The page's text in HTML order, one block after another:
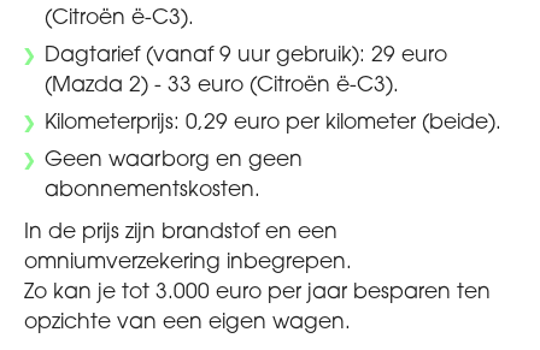
(Citroën ë-C3).
Dagtarief (vanaf 9 uur gebruik): 29 euro
(Mazda 2) - 33 euro (Citroën ë-C3).
Kilometerprijs: 0,29 euro per kilometer (beide).
Geen waarborg en geen
abonnementskosten.
In de prijs zijn brandstof en een
omniumverzekering inbegrepen.
Zo kan je tot 3.000 euro per jaar besparen ten
opzichte van een eigen wagen.